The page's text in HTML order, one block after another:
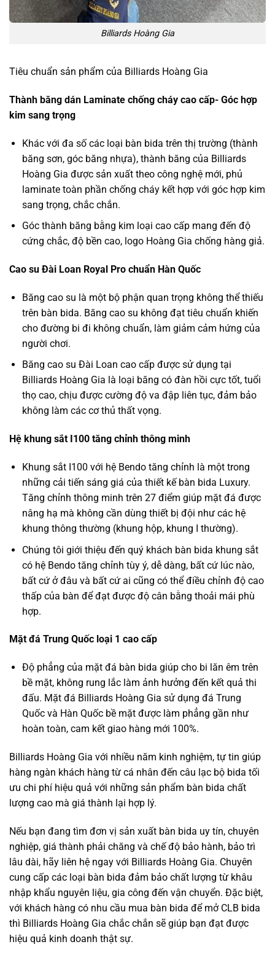
Billiards Hoàng Gia
Tiêu chuẩn sản phẩm của Billiards Hoàng Gia
Thành băng dán Laminate chống cháy cao cấp- Góc hợp
kim sang trọng
Khác với đa số các loại bàn bida trên thị trường (thành
băng sơn, góc băng nhựa), thành băng của Billiards
Hoàng Gia được sản xuất theo công nghệ mới, phủ
laminate toàn phần chống cháy kết hợp với góc hợp kim
sang trọng, chắc chắn.
Góc thành băng bằng kim loại cao cấp mang đến độ
cứng chắc, độ bền cao, logo Hoàng Gia chống hàng giả.
Cao su Đài Loan Royal Pro chuẩn Hàn Quốc
Băng cao su là một bộ phận quan trọng không thể thiếu
trên bàn bida. Băng cao su không đạt tiêu chuẩn khiến
cho đường bi đi không chuẩn, làm giảm cảm hứng của
người chơi.
Băng cao su Đài Loan cao cấp được sử dụng tại
Billiards Hoàng Gia là loại băng có đàn hồi cực tốt, tuổi
thọ cao, chịu được cường độ va đập liên tục, đảm bảo
không làm các cơ thủ thất vọng.
Hệ khung sắt I100 tăng chỉnh thông minh
Khung sắt I100 với hệ Bendo tăng chỉnh là một trong
những cải tiến sáng giá của thiết kế bàn bida Luxury.
Tăng chỉnh thông minh trên 27 điểm giúp mặt đá được
nâng hạ mà không cần dùng thiết bị đội như các hệ
khung thông thường (khung hộp, khung I thường).
Chúng tôi giới thiệu đến quý khách bàn bida khung sắt
có hệ Bendo tăng chỉnh tùy ý, dễ dàng, bất cứ lúc nào,
bất cứ ở đâu và bất cứ ai cũng có thể điều chỉnh độ cao
thấp của bàn để đạt được độ cân bằng thoải mái phù
hợp.
Mặt đá Trung Quốc loại 1 cao cấp
Độ phẳng của mặt đá bàn bida giúp cho bi lăn êm trên
bề mặt, không rung lắc làm ảnh hưởng đến kết quả thi
đấu. Mặt đá Billiards Hoàng Gia sử dụng đá Trung
Quốc và Hàn Quốc bề mặt được làm phẳng gần như
hoàn toàn, cam kết giao hàng mới 100%.
Billiards Hoàng Gia với nhiều năm kinh nghiệm, tự tin giúp
hàng ngàn khách hàng từ cá nhân đến câu lạc bộ bida tối
ưu chi phí hiệu quả với những sản phẩm bàn bida chất
lượng cao mà giá thành lại hợp lý.
Nếu bạn đang tìm đơn vị sản xuất bàn bida uy tín, chuyên
nghiệp, giá thành phải chăng và chế độ bảo hành, bảo trì
lâu dài, hãy liên hệ ngay với Billiards Hoàng Gia. Chuyên
cung cấp các loại bàn bida đảm bảo chất lượng từ khâu
nhập khẩu nguyên liệu, gia công đến vận chuyển. Đặc biệt,
với khách hàng có nhu cầu mua bàn bida để mở CLB bida
thì Billiards Hoàng Gia chắc chắn sẽ giúp bạn đạt được
hiệu quả kinh doanh thật sự.